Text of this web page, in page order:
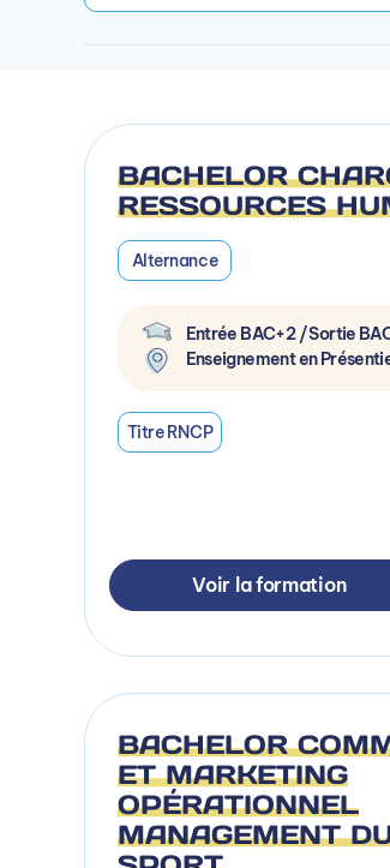
BACHELOR
RESSOURCES
Alternance
Entrée BAC+2 / Sortie
Enseignement en
Titre RNCP
Voir la formation
BACHELOR
ET MARKETING
OPÉRATIONNEL
MANAGEMENT